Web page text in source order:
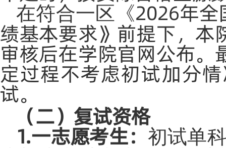
在符合一区《2026年全
绩基本要求》前提下，本
审核后在学院官网公布
定过程不考虑初试加分
试。
（二）复试资格
1.一志愿考生： 初试单